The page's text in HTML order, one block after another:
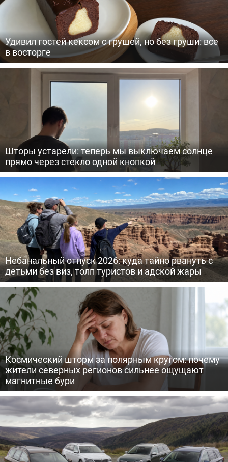
Удивил гостей кексом с грушей, но без груши: все
в восторге
Шторы устарели: теперь мы выключаем солнце
прямо через стекло одной кнопкой
Небанальный отпуск 2026: куда тайно рвануть с
детьми без виз, толп туристов и адской жары
Космический шторм за полярным кругом: почему
жители северных регионов сильнее ощущают
магнитные бури